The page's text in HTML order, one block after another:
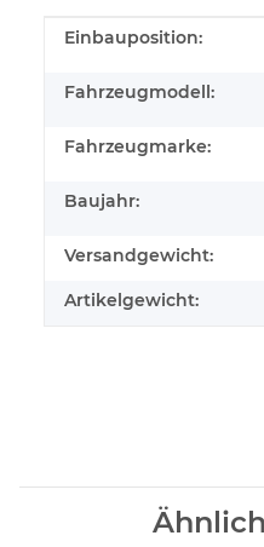
Produkteigenschaft
Wert
Einbauposition:
Fahrzeugmodell:
Fahrzeugmarke:
Baujahr:
Versandgewicht:
Artikelgewicht: